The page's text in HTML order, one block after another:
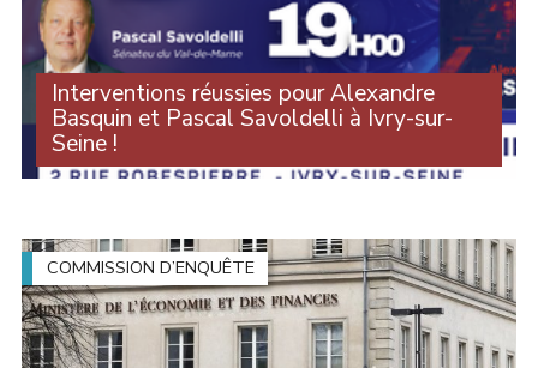
Interventions réussies pour Alexandre
Basquin et Pascal Savoldelli à Ivry-sur-
Seine !
Alexandre Basquin était conférence au côté du
son livre "Numérique : Stop à l’exploitation !" Les (...)
COMMISSION D’ENQUÊTE